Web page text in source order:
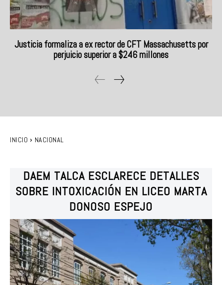
Justicia formaliza a ex rector de CFT Massachusetts por
perjuicio superior a $246 millones